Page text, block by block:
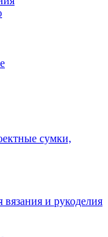
сумки,
и рукоделия